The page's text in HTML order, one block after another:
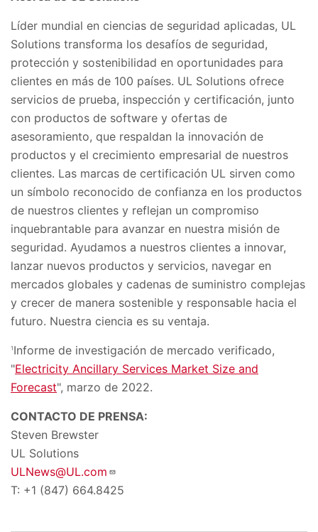
Líder mundial en ciencias de seguridad aplicadas, UL
Solutions transforma los desafíos de seguridad,
protección y sostenibilidad en oportunidades para
clientes en más de 100 países. UL Solutions ofrece
servicios de prueba, inspección y certificación, junto
con productos de software y ofertas de
asesoramiento, que respaldan la innovación de
productos y el crecimiento empresarial de nuestros
clientes. Las marcas de certificación UL sirven como
un símbolo reconocido de confianza en los productos
de nuestros clientes y reflejan un compromiso
inquebrantable para avanzar en nuestra misión de
seguridad. Ayudamos a nuestros clientes a innovar,
lanzar nuevos productos y servicios, navegar en
mercados globales y cadenas de suministro complejas
y crecer de manera sostenible y responsable hacia el
futuro. Nuestra ciencia es su ventaja.
1 Informe de investigación de mercado verificado,
"Electricity Ancillary Services Market Size and
Forecast", marzo de 2022.
CONTACTO DE PRENSA:
Steven Brewster
UL Solutions
ULNews@UL.com
T: +1 (847) 664.8425